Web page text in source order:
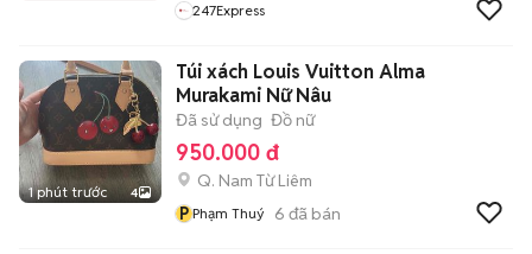
247Express
1 phút trước 4
Túi xách Louis Vuitton Alma
Murakami Nữ Nâu
Đã sử dụng Đồ nữ
950.000 đ
Q. Nam Từ Liêm
P Phạm Thuý 6 đã bán